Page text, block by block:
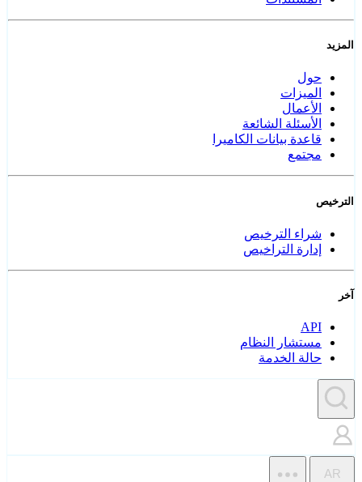
المزيد
حول
الميزات
الأعمال
الأسئلة الشائعة
قاعدة بيانات الكاميرا
مجتمع
الترخيص
شراء الترخيص
إدارة التراخيص
آخر
API
مستشار النظام
حالة الخدمة
AR